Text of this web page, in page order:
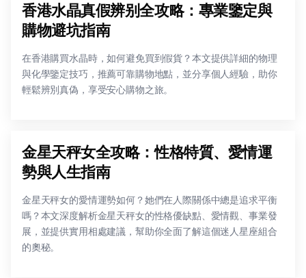
香港水晶真假辨别全攻略：專業鑒定與
購物避坑指南
在香港購買水晶時，如何避免買到假貨？本文提供詳細的物理
與化學鑒定技巧，推薦可靠購物地點，並分享個人經驗，助你
輕鬆辨別真偽，享受安心購物之旅。
金星天秤女全攻略：性格特質、愛情運
勢與人生指南
金星天秤女的愛情運勢如何？她們在人際關係中總是追求平衡
嗎？本文深度解析金星天秤女的性格優缺點、愛情觀、事業發
展，並提供實用相處建議，幫助你全面了解這個迷人星座組合
的奧秘。